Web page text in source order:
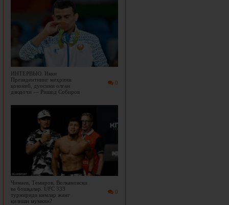
0
ИНТЕРВЬЮ. Икки
Президентнинг меҳрини
қозониб, дуосини олган
дзюдочи — Ришод Собиров
0
Чимаев, Темиров, Волкановски
ва бошқалар. UFC 333
турнирида кимлар жанг
қилиши мумкин?